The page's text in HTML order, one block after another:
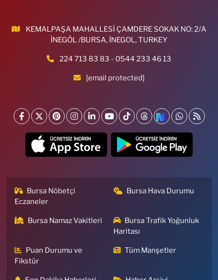
KEMALPAŞA MAHALLESİ ÇAMDERE SOKAK NO: 2/A
İNEGÖL /BURSA, İNEGOL, TURKEY
224 713 83 83 - 0544 233 46 13
[email protected]
Bursa Nöbetçi
Eczaneler
Bursa Hava Durumu
Bursa Namaz Vakitleri
Bursa Trafik Yoğunluk
Haritası
Puan Durumu ve
Fikstür
Tüm Manşetler